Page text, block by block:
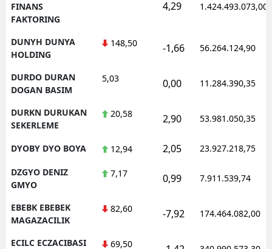
FINANS
FAKTORING
4,29 1.424.493.073,00
DUNYH DUNYA
HOLDING
148,50 -1,66 56.264.124,90
DURDO DURAN
DOGAN BASIM
5,03 0,00 11.284.390,35
DURKN DURUKAN
SEKERLEME
20,58 2,90 53.981.050,35
DYOBY DYO BOYA 12,94 2,05 23.927.218,75
DZGYO DENIZ
GMYO
7,17 0,99 7.911.539,74
EBEBK EBEBEK
MAGAZACILIK
82,60 -7,92 174.464.082,00
ECILC ECZACIBASI
69,50